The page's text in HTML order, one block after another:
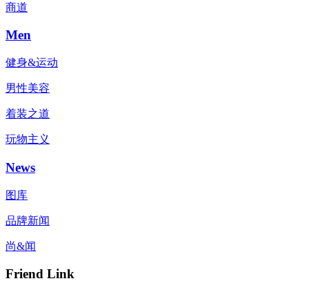
商道
Men
健身&运动
男性美容
着装之道
玩物主义
News
图库
品牌新闻
尚&闻
Friend Link